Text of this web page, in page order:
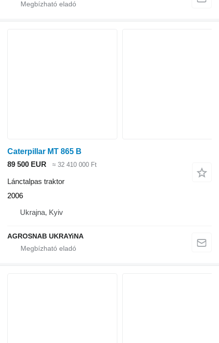
Caterpillar MT 865 B
89 500 EUR
≈ 32 410 000 Ft
Lánctalpas traktor
2006
Ukrajna, Kyiv
AGROSNAB UKRAYiNA